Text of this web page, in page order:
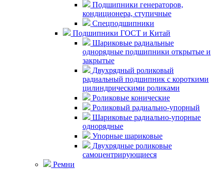
Подшипники генераторов,
кондиционера, ступичные
Спецподшипники
Подшипники ГОСТ и Китай
Шариковые радиальные
однорядные подшипники открытые и
закрытые
Двухрядный роликовый
радиальный подшипник с короткими
цилиндрическими роликами
Роликовые конические
Роликовый радиально-упорный
Шариковые радиально-упорные
однорядные
Упорные шариковые
Двухрядные роликовые
самоцентрирующиеся
Ремни